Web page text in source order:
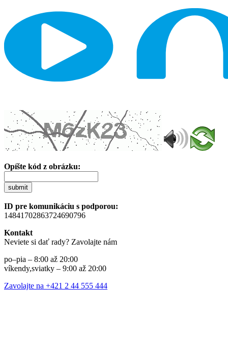
Opíšte kód z obrázku:
submit
ID pre komunikáciu s podporou:
14841702863724690796
Kontakt
Neviete si dať rady? Zavolajte nám
po–pia – 8:00 až 20:00
víkendy,sviatky – 9:00 až 20:00
Zavolajte na +421 2 44 555 444